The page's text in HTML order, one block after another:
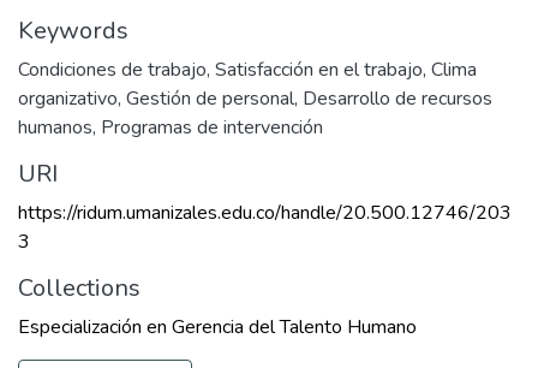
Keywords
Condiciones de trabajo, Satisfacción en el trabajo, Clima
organizativo, Gestión de personal, Desarrollo de recursos
humanos, Programas de intervención
URI
https://ridum.umanizales.edu.co/handle/20.500.12746/203
3
Collections
Especialización en Gerencia del Talento Humano